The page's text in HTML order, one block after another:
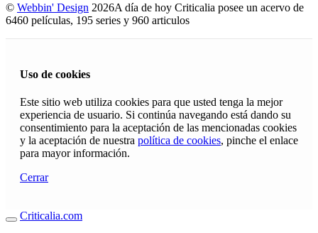
© Webbin' Design 2026A día de hoy Criticalia posee un acervo de
6460 películas, 195 series y 960 articulos
Uso de cookies
Este sitio web utiliza cookies para que usted tenga la mejor
experiencia de usuario. Si continúa navegando está dando su
consentimiento para la aceptación de las mencionadas cookies
y la aceptación de nuestra política de cookies, pinche el enlace
para mayor información.
Cerrar
Criticalia.com